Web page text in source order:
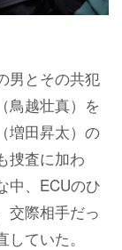
男とその共犯
鳥越壮真）を
増田昇太）の
捜査に加わ
中、ECUのひ
交際相手だっ
ていた。